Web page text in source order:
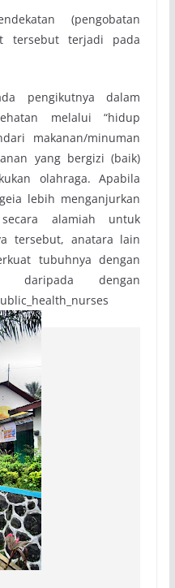
(pengobatan
tersebut terjadi pada
pengikutnya dalam
melalui “hidup
makanan/minuman
yang bergizi (baik)
olahraga. Apabila
lebih menganjurkan
secara alamiah untuk
tersebut, anatara lain
tubuhnya dengan
daripada dengan